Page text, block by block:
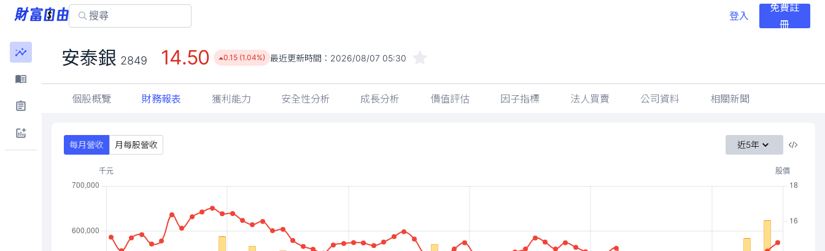
登入
免費註
冊
安泰銀 2849 14.50 0.15 (1.04%) 最近更新時間： 2026/08/07 05:30
個股概覽 財務報表 獲利能力 安全性分析 成長分析 價值評估 因子指標 法人買賣 公司資料 相關新聞
每月營收 月每股營收 近5年